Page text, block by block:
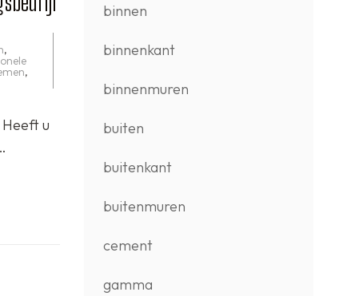
,
,
u
binnen
binnenkant
binnenmuren
buiten
buitenkant
buitenmuren
cement
gamma